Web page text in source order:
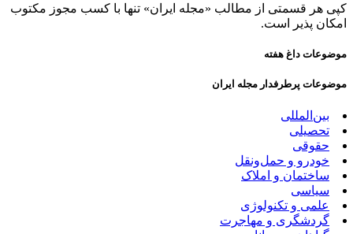
کپی هر قسمتی از مطالب «مجله ایران» تنها با کسب مجوز مکتوب
امکان پذیر است.
موضوعات داغ هفته
موضوعات پرطرفدار مجله ایران
بین‌المللی
تحصیلی
حقوقی
خودرو و حمل‌و‌نقل
ساختمان و املاک
سیاسی
علمی و تکنولوژی
گردشگری و مهاجرت